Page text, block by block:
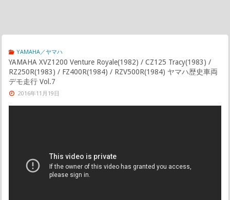
YAMAHA／ヤマハ
YAMAHA XVZ1200 Venture Royale(1982) / CZ125 Tracy(1983) /
RZ250R(1983) / FZ400R(1984) / RZV500R(1984) ヤマハ歴史車両
デモ走行 Vol.7
2016年11月19日